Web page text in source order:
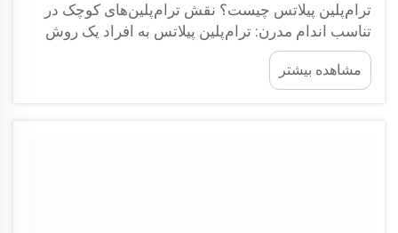
ترام‌پلین پیلاتس چیست؟ نقش ترام‌پلین‌های کوچک در
تناسب اندام مدرن: ترام‌پلین پیلاتس به افراد یک روش
کاملاً جدید برای انجام تمریناتشان می‌دهد، به این ترتیب
که ترام‌پلین‌های کوچک را به حرکات معمول پیلاتس
اضافه می‌کند. آنچه این روش را خاص می‌کند سطح
مشاهده بیشتر